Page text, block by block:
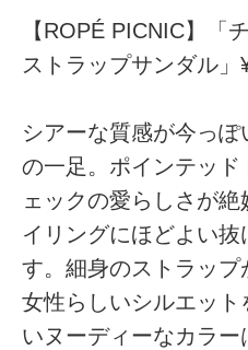
【ROPÉ PICNIC】「
ストラップサンダル」
シアーな質感が今っ
の一足。ポインテッ
ェックの愛らしさが
イリングにほどよい抜
す。細身のストラップ
女性らしいシルエット
いヌーディーなカラ